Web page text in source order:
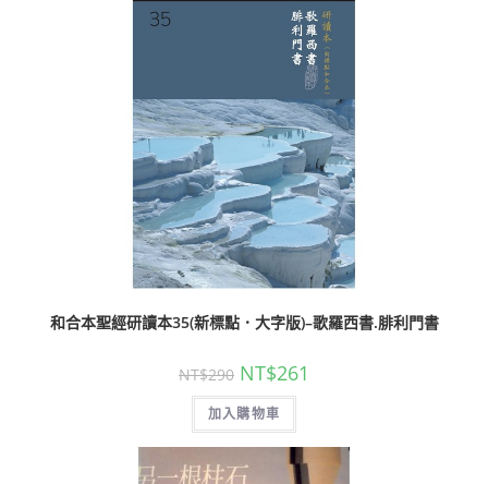
和合本聖經研讀本35(新標點．大字版)–歌羅西書.腓利門書
NT$290 NT$261
加入購物車